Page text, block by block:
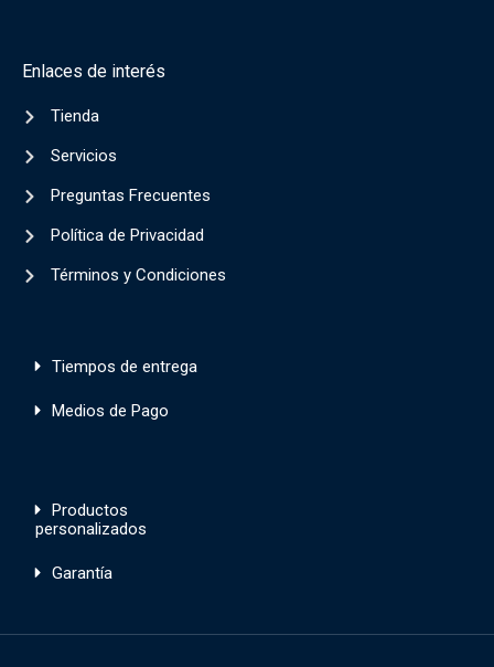
Enlaces de interés
Tienda
Servicios
Preguntas Frecuentes
Política de Privacidad
Términos y Condiciones
Tiempos de entrega
Medios de Pago
Productos
personalizados
Garantía